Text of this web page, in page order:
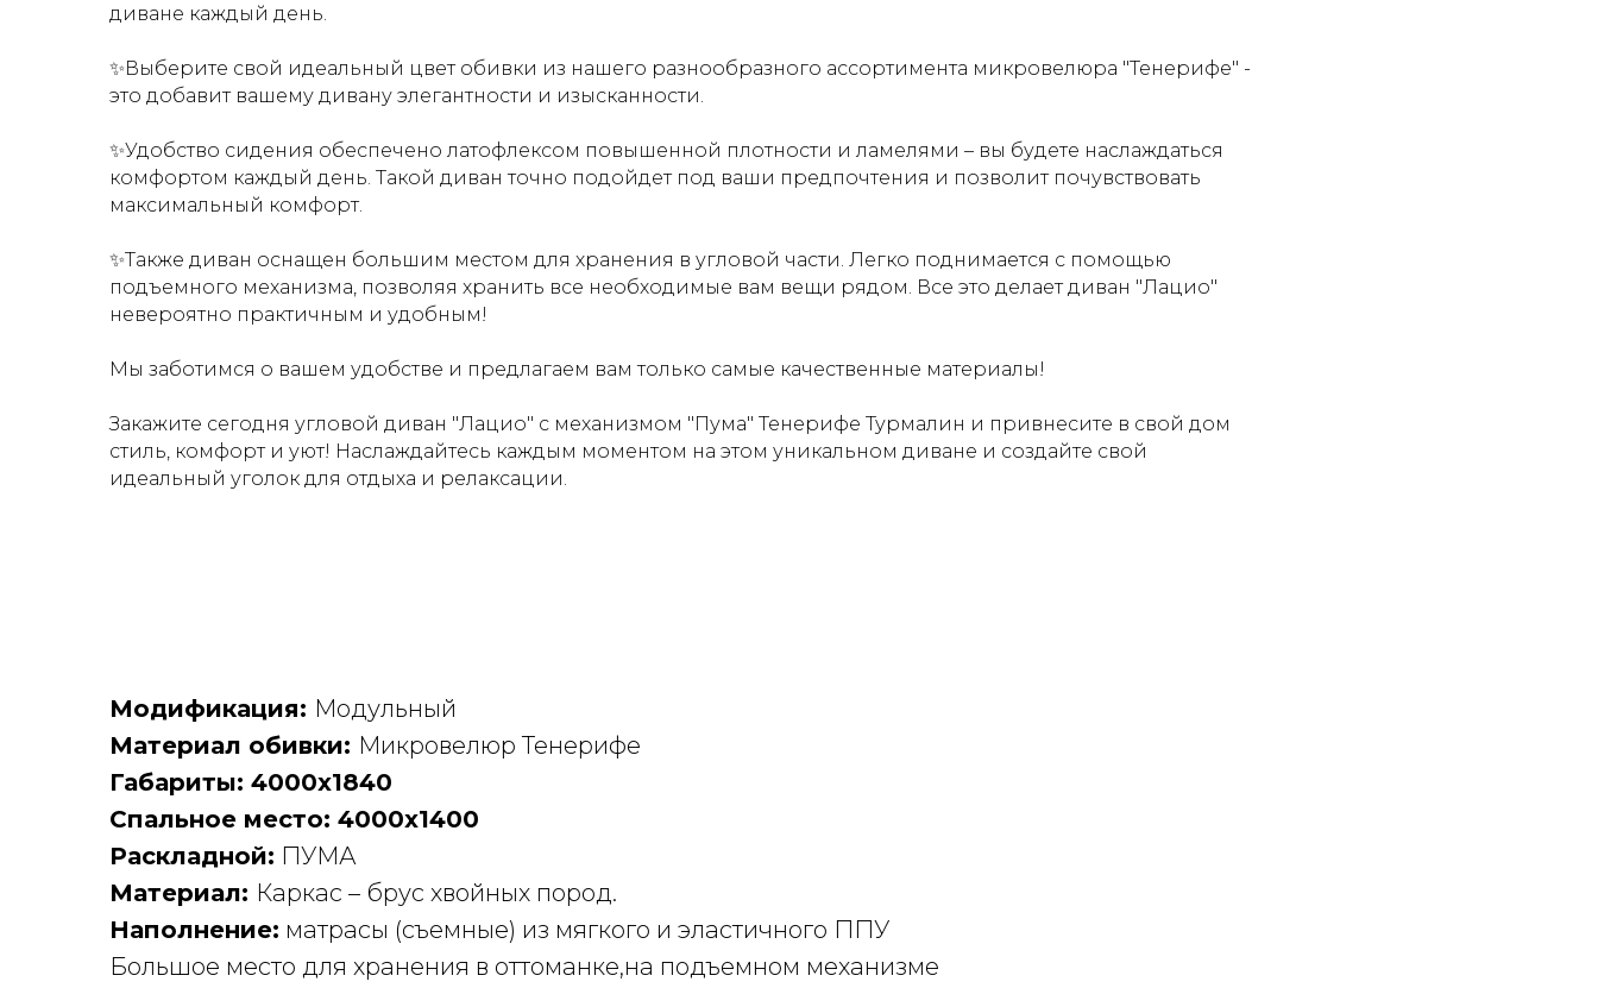
диване каждый день.
✨Выберите свой идеальный цвет обивки из нашего разнообразного ассортимента микровелюра "Тенерифе" -
это добавит вашему дивану элегантности и изысканности.
✨Удобство сидения обеспечено латофлексом повышенной плотности и ламелями – вы будете наслаждаться
комфортом каждый день. Такой диван точно подойдет под ваши предпочтения и позволит почувствовать
максимальный комфорт.
✨Также диван оснащен большим местом для хранения в угловой части. Легко поднимается с помощью
подъемного механизма, позволяя хранить все необходимые вам вещи рядом. Все это делает диван "Лацио"
невероятно практичным и удобным!
Мы заботимся о вашем удобстве и предлагаем вам только самые качественные материалы!
Закажите сегодня угловой диван "Лацио" с механизмом "Пума" Тенерифе Турмалин и привнесите в свой дом
стиль, комфорт и уют! Наслаждайтесь каждым моментом на этом уникальном диване и создайте свой
идеальный уголок для отдыха и релаксации.
Модификация: Модульный
Материал обивки: Микровелюр Тенерифе
Габариты: 4000х1840
Спальное место: 4000х1400
Раскладной: ПУМА
Материал: Каркас – брус хвойных пород.
Наполнение: матрасы (съемные) из мягкого и эластичного ППУ
Большое место для хранения в оттоманке,на подъемном механизме